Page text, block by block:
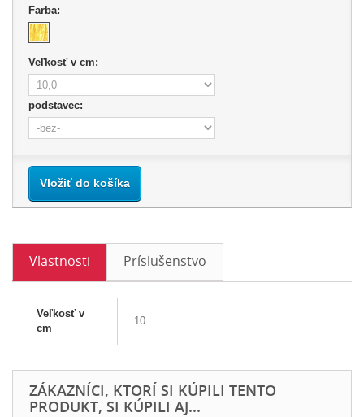
Farba:
Veľkosť v cm:
podstavec:
Vložiť do košíka
Vlastnosti Príslušenstvo
Veľkosť v
cm
10
ZÁKAZNÍCI, KTORÍ SI KÚPILI TENTO
PRODUKT, SI KÚPILI AJ...